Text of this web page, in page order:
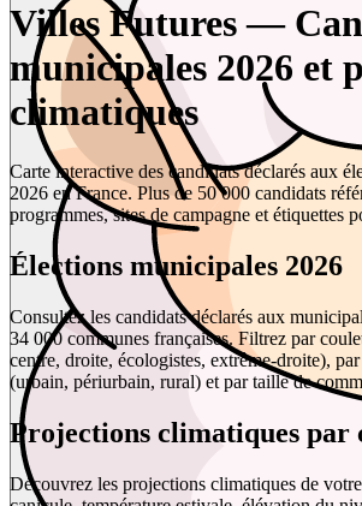
Villes Futures —
municipales 2026 et
climatiques
Carte interactive des candidats déclarés aux
2026 en France. Plus de 50 000 candidats
programmes, sites de campagne et étiquettes
Élections municipales 2026
Consultez les candidats déclarés aux
34 000 communes françaises. Filtrez par
centre, droite, écologistes, extrême-droite),
(urbain, périurbain, rural) et par taille de
Projections climatiques par
Découvrez les projections climatiques de